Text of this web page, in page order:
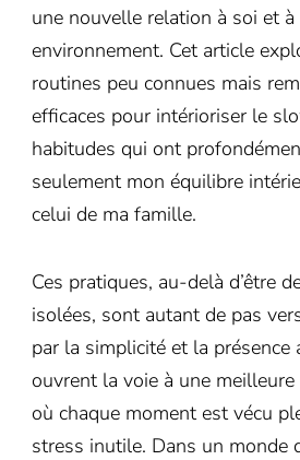
une nouvelle relation à soi et à
environnement. Cet article
routines peu connues mais
efficaces pour intérioriser le
habitudes qui ont
seulement mon équilibre
celui de ma famille.
Ces pratiques, au-delà d’être
isolées, sont autant de pas
par la simplicité et la présence
ouvrent la voie à une
où chaque moment est vécu
stress inutile. Dans un monde